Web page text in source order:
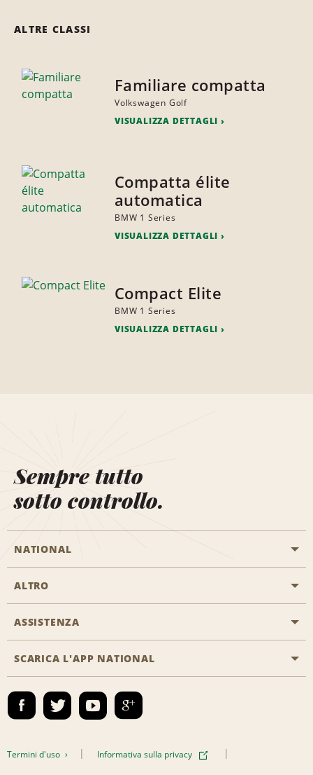
ALTRE CLASSI
Familiare compatta
Volkswagen Golf
VISUALIZZA DETTAGLI
Compatta élite
automatica
BMW 1 Series
VISUALIZZA DETTAGLI
Compact Elite
BMW 1 Series
VISUALIZZA DETTAGLI
Sempre tutto
sotto controllo.
NATIONAL
Inizia una prenotazione
Programmi business
Emerald Club Accedi
ALTRO
Offerte di lavoro
ASSISTENZA
Accessibilità
Contatti
SCARICA L'APP NATIONAL
Termini d'uso Informativa sulla privacy